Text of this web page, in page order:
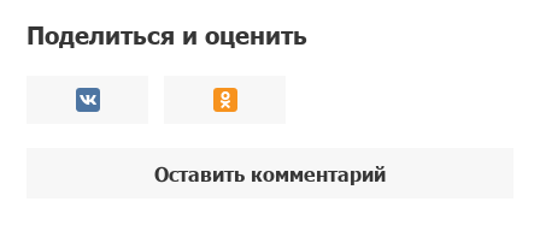
Поделиться и оценить
Оставить комментарий